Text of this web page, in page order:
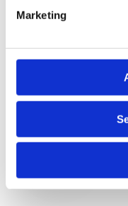
Marketing
Anti-Robot
Click to
Verzend